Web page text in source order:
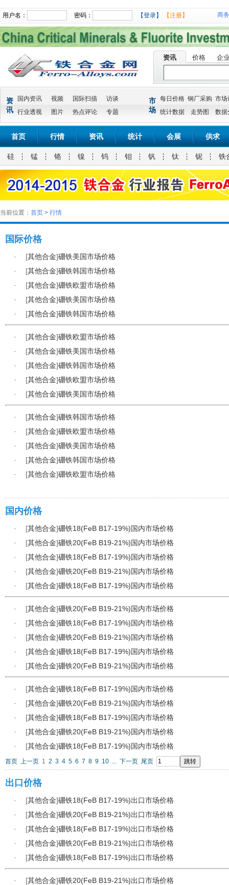
用户名： 密码： 【登录】 【注册】 商
资讯 价格 企
资
讯
国内资讯 视频 国际扫描
访谈
行业透视
图片 热点评论 专题
市
场
每日价格 钢厂采购 市场
统计数据
走势图 数据
首页 行情 资讯 统计 会展 供求
硅 锰 铬 镍 钨 钼 钒 钛 铌 铁
当前位置： 首页 > 行情
国际价格
· [其他合金]硼铁美国市场价格
·
[其他合金]硼铁韩国市场价格
·
[其他合金]硼铁欧盟市场价格
·
[其他合金]硼铁美国市场价格
·
[其他合金]硼铁韩国市场价格
· [其他合金]硼铁欧盟市场价格
·
[其他合金]硼铁美国市场价格
·
[其他合金]硼铁韩国市场价格
·
[其他合金]硼铁欧盟市场价格
·
[其他合金]硼铁美国市场价格
· [其他合金]硼铁韩国市场价格
·
[其他合金]硼铁欧盟市场价格
·
[其他合金]硼铁美国市场价格
·
[其他合金]硼铁韩国市场价格
·
[其他合金]硼铁欧盟市场价格
国内价格
· [其他合金]硼铁18(FeB B17-19%)国内市场价格
·
[其他合金]硼铁20(FeB B19-21%)国内市场价格
·
[其他合金]硼铁18(FeB B17-19%)国内市场价格
·
[其他合金]硼铁20(FeB B19-21%)国内市场价格
·
[其他合金]硼铁18(FeB B17-19%)国内市场价格
· [其他合金]硼铁20(FeB B19-21%)国内市场价格
·
[其他合金]硼铁18(FeB B17-19%)国内市场价格
·
[其他合金]硼铁20(FeB B19-21%)国内市场价格
·
[其他合金]硼铁18(FeB B17-19%)国内市场价格
·
[其他合金]硼铁20(FeB B19-21%)国内市场价格
· [其他合金]硼铁18(FeB B17-19%)国内市场价格
·
[其他合金]硼铁20(FeB B19-21%)国内市场价格
·
[其他合金]硼铁18(FeB B17-19%)国内市场价格
·
[其他合金]硼铁20(FeB B19-21%)国内市场价格
·
[其他合金]硼铁18(FeB B17-19%)国内市场价格
首页 上一页 1 2 3 4 5 6 7 8 9 10 ... 下一页 尾页
出口价格
· [其他合金]硼铁18(FeB B17-19%)出口市场价格
·
[其他合金]硼铁20(FeB B19-21%)出口市场价格
·
[其他合金]硼铁18(FeB B17-19%)出口市场价格
·
[其他合金]硼铁20(FeB B19-21%)出口市场价格
·
[其他合金]硼铁18(FeB B17-19%)出口市场价格
· [其他合金]硼铁20(FeB B19-21%)出口市场价格